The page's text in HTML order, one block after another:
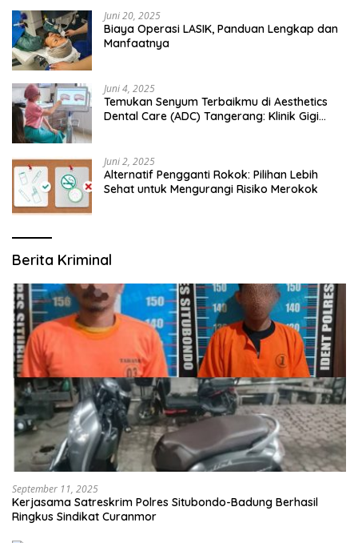
Juni 20, 2025
Biaya Operasi LASIK, Panduan Lengkap dan
Manfaatnya
Juni 4, 2025
Temukan Senyum Terbaikmu di Aesthetics
Dental Care (ADC) Tangerang: Klinik Gigi
Juni 2, 2025
Alternatif Pengganti Rokok: Pilihan Lebih
Sehat untuk Mengurangi Risiko Merokok
Berita Kriminal
September 11, 2025
Kerjasama Satreskrim Polres Situbondo-Badung Berhasil
Ringkus Sindikat Curanmor